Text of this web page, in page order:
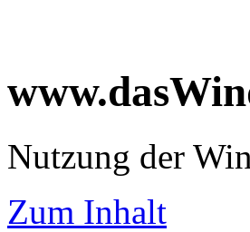
Nutzung der
Zum Inhalt